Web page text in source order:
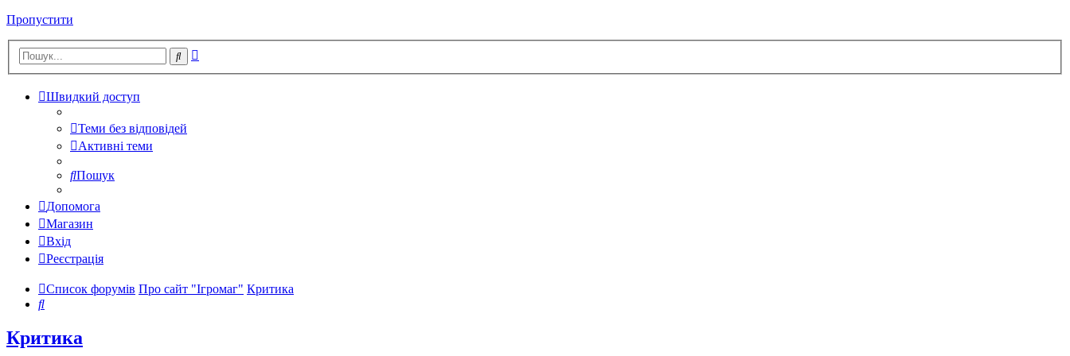
Пропустити
Пошук
Швидкий доступ
Теми без відповідей
Активні теми
Пошук
Допомога
Магазин
Вхід
Реєстрація
Список форумів Про сайт "Ігромаг" Критика
Пошук
Критика